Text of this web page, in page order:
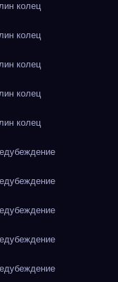
колец
колец
колец
колец
колец